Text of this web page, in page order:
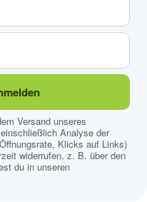
Versand unseres
Analyse der
Klicks auf Links)
widerrufen, z. B. über den
du in unseren